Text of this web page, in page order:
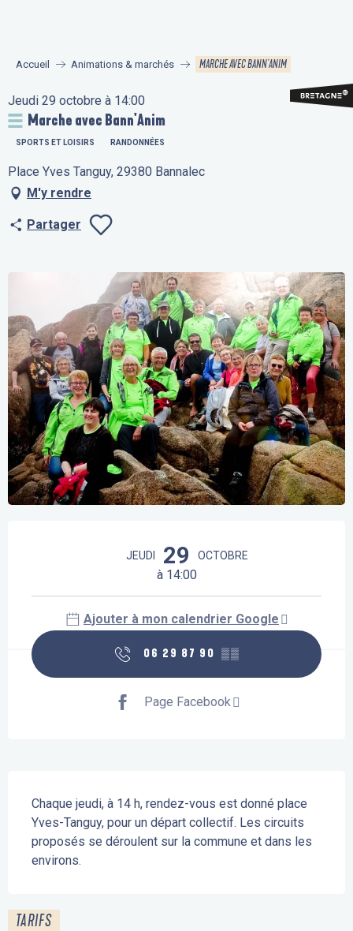
principal
Accueil Animations & marchés MARCHE AVEC BANN'ANIM
Jeudi 29 octobre à 14:00
Marche avec Bann'Anim
SPORTS ET LOISIRS RANDONNÉES
Place Yves Tanguy, 29380 Bannalec
M'y rendre
Partager
JEUDI 29 OCTOBRE
à 14:00
Ajouter à mon calendrier Google
06 29 87 90 ▒▒
Page Facebook
Chaque jeudi, à 14 h, rendez-vous est donné place
Yves-Tanguy, pour un départ collectif. Les circuits
proposés se déroulent sur la commune et dans les
environs.
TARIFS